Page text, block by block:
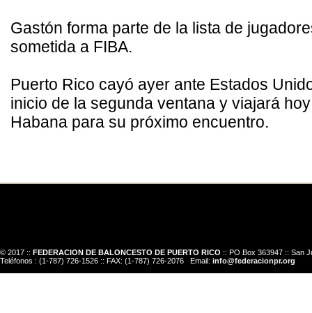
Gastón forma parte de la lista de
sometida a FIBA.
Puerto Rico cayó ayer ante Estados
inicio de la segunda ventana y viajará
Habana para su próximo encuentro.
© 2017 :: FEDERACION DE BALONCESTO DE PUERTO RICO :: PO Box 363947 :: San
Teléfonos : (1-787) 726-1526 :: FAX: (1-787) 726-2076 Email: info@federacionpr.org